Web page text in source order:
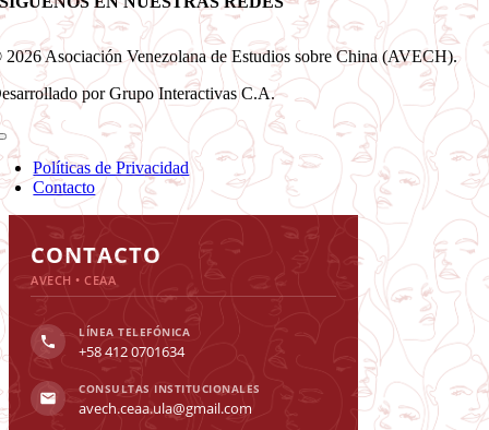
Asociación Venezolana de Estudios sobre China (AVECH).
por Grupo Interactivas C.A.
Políticas de Privacidad
Contacto
Sliding
Bar
Area
CONTACTO
AVECH • CEAA
LÍNEA TELEFÓNICA
+58 412 0701634
CONSULTAS INSTITUCIONALES
avech.ceaa.ula@gmail.com